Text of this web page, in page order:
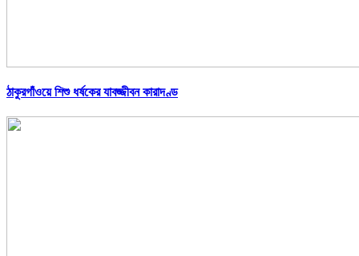
ঠাকুরগাঁওয়ে শিশু ধর্ষকের যাবজ্জীবন কারাদণ্ড